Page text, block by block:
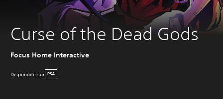
Curse of the Dead Gods
Focus Home Interactive
Disponible sur PS4